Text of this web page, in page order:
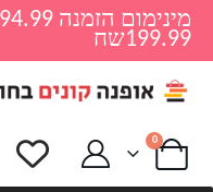
199.99שח
0